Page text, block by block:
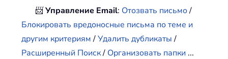
📨Управление Email: Отозвать письмо/
Блокировать вредоносные письма по теме и
другим критериям/Удалить дубликаты/
Расширенный Поиск/ Организовать папки ...